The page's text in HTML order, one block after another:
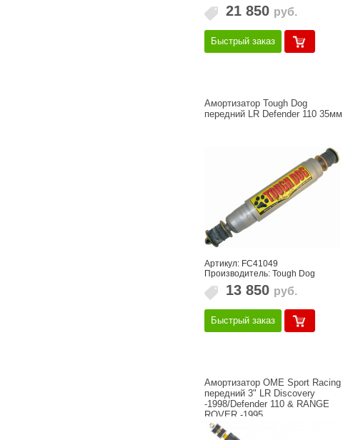
21 850 руб.
Быстрый заказ
Амортизатор Tough Dog
передний LR Defender 110 35мм
Артикул: FC41049
Производитель: Tough Dog
13 850 руб.
Быстрый заказ
Амортизатор OME Sport Racing
передний 3" LR Discovery
-1998/Defender 110 & RANGE
ROVER -1995